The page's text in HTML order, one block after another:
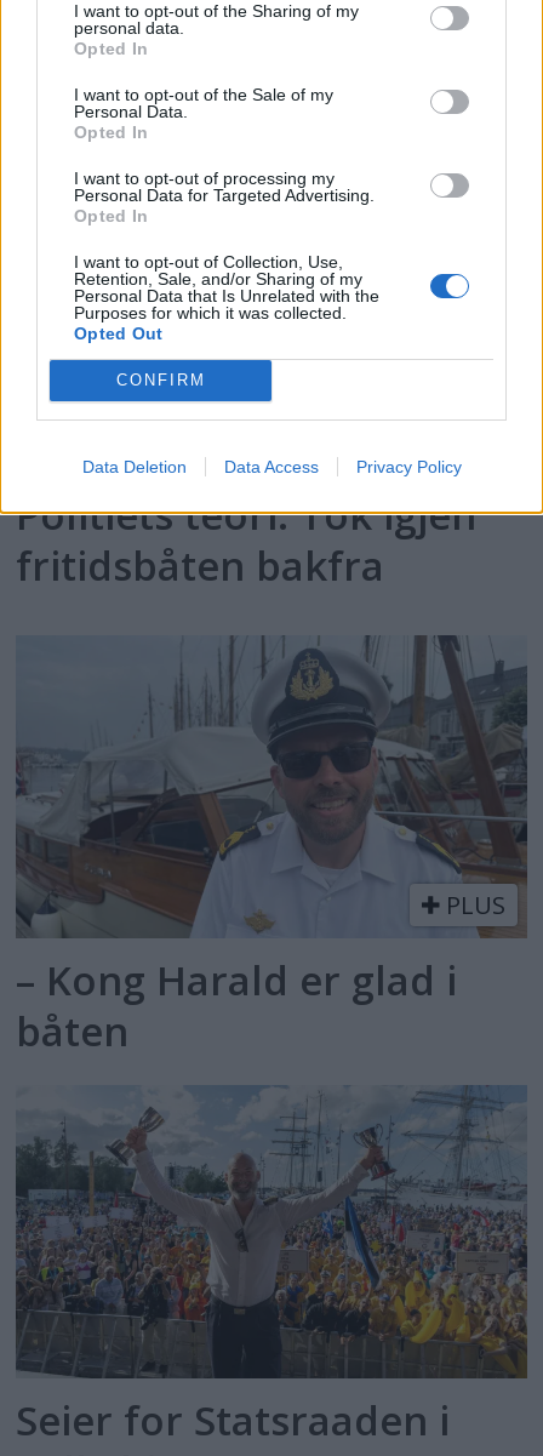
I want to opt-out of the Sharing of my
personal data.
Opted In
I want to opt-out of the Sale of my
Personal Data.
Opted In
I want to opt-out of processing my
Personal Data for Targeted Advertising.
Opted In
I want to opt-out of Collection, Use,
Retention, Sale, and/or Sharing of my
Personal Data that Is Unrelated with the
Purposes for which it was collected.
Opted Out
CONFIRM
Data Deletion Data Access Privacy Policy
Satser på Sting, øker
salget
Politiets teori: Tok igjen
fritidsbåten bakfra
PLUS
– Kong Harald er glad i
båten
Seier for Statsraaden i